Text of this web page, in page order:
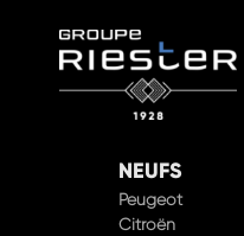
Peugeot
Citroën
DS Automobiles